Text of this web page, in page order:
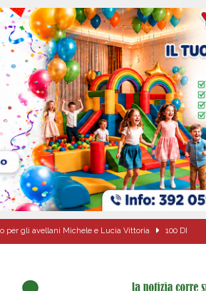
per gli avellani Michele e Lucia Vittoria 100 DI
nel ricordo del fondatore